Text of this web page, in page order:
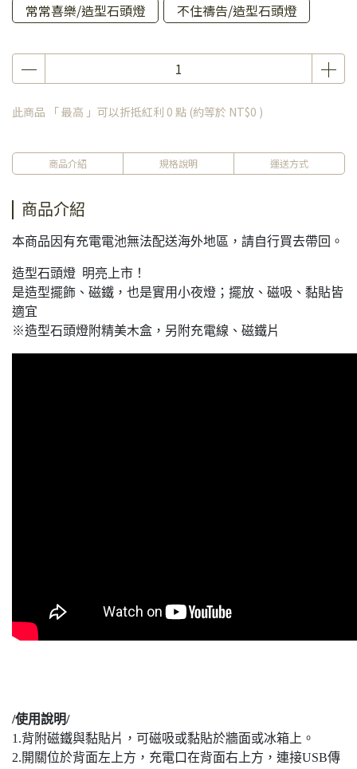
常常喜樂/造型石頭燈
不住禱告/造型石頭燈
此商品 「 最高 」可以折抵紅利 0 點 (約等於 NT$0 )
商品介紹 規格說明 運送方式
商品介紹
本商品因有充電電池無法配送海外地區，請自行買去帶回。
造型石頭燈 明亮上市！
是造型擺飾、磁鐵，也是實用小夜燈；擺放、磁吸、黏貼皆
適宜
※造型石頭燈附精美木盒，另附充電線、磁鐵片
/使用說明/
1.背附磁鐵與黏貼片，可磁吸或黏貼於牆面或冰箱上。
2.開關位於背面左上方，充電口在背面右上方，連接USB傳